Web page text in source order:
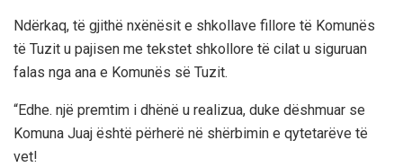
Ndërkaq, të gjithë nxënësit e shkollave fillore të Komunës
të Tuzit u pajisen me tekstet shkollore të cilat u siguruan
falas nga ana e Komunës së Tuzit.
“Edhe. një premtim i dhënë u realizua, duke dëshmuar se
Komuna Juaj është përherë në shërbimin e qytetarëve të
vet!